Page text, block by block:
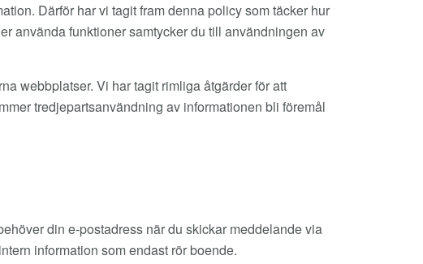
Därför har vi tagit fram denna policy som täcker hur
använda funktioner samtycker du till användningen av
webbplatser. Vi har tagit rimliga åtgärder för att
tredjepartsanvändning av informationen bli föremål
din e-postadress när du skickar meddelande via
information som endast rör boende.